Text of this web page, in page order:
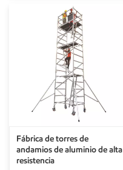
Fábrica de torres de
andamios de aluminio de alta
resistencia